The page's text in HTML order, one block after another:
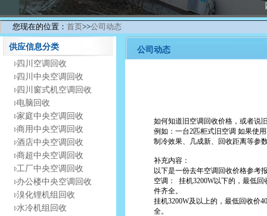
您现在的位置： 首页>>公司动态
供应信息分类
四川空调回收
四川中央空调回收
四川窗式机空调回收
电脑回收
家庭中央空调回收
商用中央空调回收
酒店中央空调回收
商超中央空调回收
工厂中央空调回收
办公楼中央空调回收
溴化锂机组回收
水冷机组回收
公司动态
如何知道旧空调回收价格，或者说
例如：一台2匹柜式旧空调 如果使
制冷效果、几成新、回收距离等参
补充内容：
以下是一份去年空调回收价格参考
空调： 挂机3200W以下的，最低
件齐全。
挂机3200W及以上的，最低回收价
全。